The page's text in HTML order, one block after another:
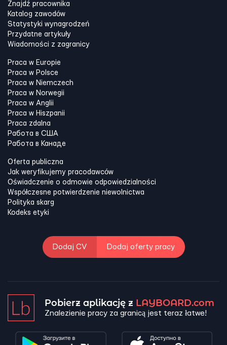
Znajdź pracownika
Katalog zawodów
Statystyki wynagrodzeń
Przydatne artykuły
Wiadomości z zagranicy
Praca w Europie
Praca w Polsce
Praca w Niemczech
Praca w Norwegii
Praca w Anglii
Praca w Hiszpanii
Praca zdalna
Работа в США
Работа в Канадe
Oferta publiczna
Jak weryfikujemy pracodawców
Oświadczenie o odmowie odpowiedzialności
Współczesne potwierdzenie niewolnictwa
Polityka skarg
Kodeks etyki
Dodaj CV Dodaj oferty pracy
Pobierz aplikację z LAYBOARD.com
Znalezienie pracy za granicą jest teraz łatwe!